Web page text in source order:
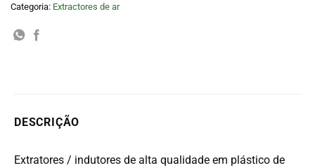
Categoria: Extractores de ar
DESCRIÇÃO
Extratores / indutores de alta qualidade em plástico de